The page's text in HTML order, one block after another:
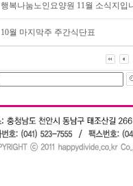
행복나눔노인요양원 11월 소식지입
10월 마지막주 주간식단표